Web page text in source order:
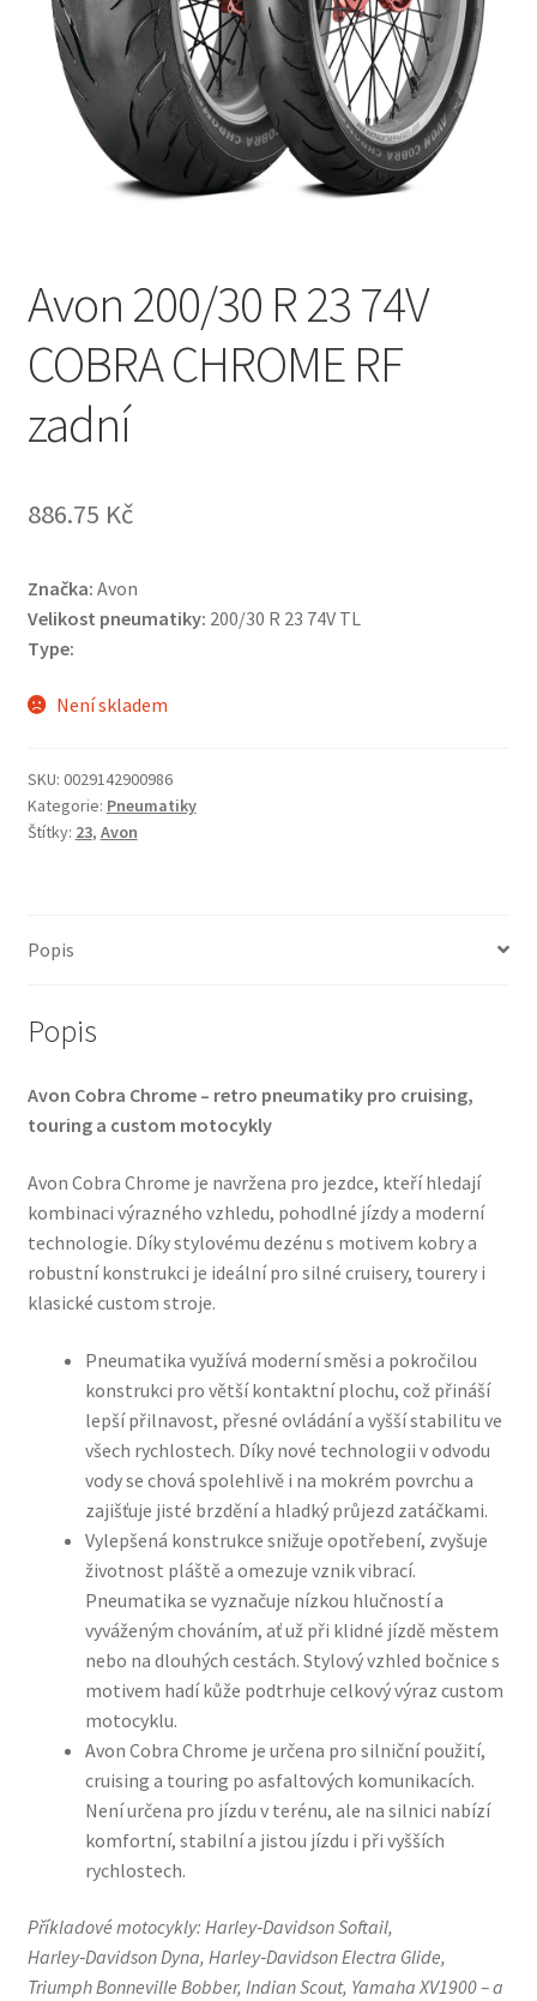
Avon 200/30 R 23 74V
COBRA CHROME RF
zadní
886.75 Kč
Značka: Avon
Velikost pneumatiky: 200/30 R 23 74V TL
Type:
Není skladem
SKU: 0029142900986
Kategorie: Pneumatiky
Štítky: 23, Avon
Popis
Popis
Avon Cobra Chrome – retro pneumatiky pro cruising,
touring a custom motocykly
Avon Cobra Chrome je navržena pro jezdce, kteří hledají
kombinaci výrazného vzhledu, pohodlné jízdy a moderní
technologie. Díky stylovému dezénu s motivem kobry a
robustní konstrukci je ideální pro silné cruisery, tourery i
klasické custom stroje.
Pneumatika využívá moderní směsi a pokročilou
konstrukci pro větší kontaktní plochu, což přináší
lepší přilnavost, přesné ovládání a vyšší stabilitu ve
všech rychlostech. Díky nové technologii v odvodu
vody se chová spolehlivě i na mokrém povrchu a
zajišťuje jisté brzdění a hladký průjezd zatáčkami.
Vylepšená konstrukce snižuje opotřebení, zvyšuje
životnost pláště a omezuje vznik vibrací.
Pneumatika se vyznačuje nízkou hlučností a
vyváženým chováním, ať už při klidné jízdě městem
nebo na dlouhých cestách. Stylový vzhled bočnice s
motivem hadí kůže podtrhuje celkový výraz custom
motocyklu.
Avon Cobra Chrome je určena pro silniční použití,
cruising a touring po asfaltových komunikacích.
Není určena pro jízdu v terénu, ale na silnici nabízí
komfortní, stabilní a jistou jízdu i při vyšších
rychlostech.
Příkladové motocykly: Harley‑Davidson Softail,
Harley‑Davidson Dyna, Harley‑Davidson Electra Glide,
Triumph Bonneville Bobber, Indian Scout, Yamaha XV1900 – a